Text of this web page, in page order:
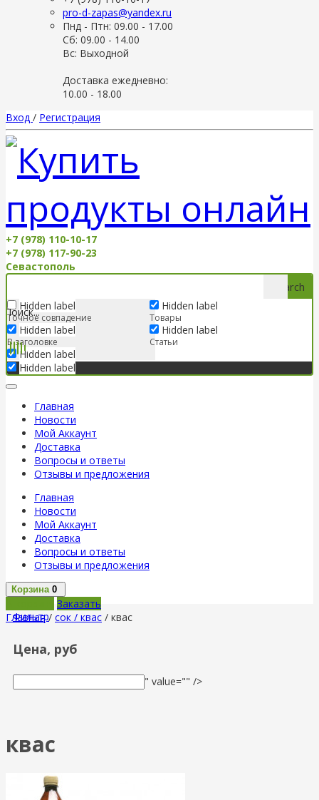
pro-d-zapas@yandex.ru
Пнд - Птн: 09.00 - 17.00
Сб: 09.00 - 14.00
Вс: Выходной
Доставка ежедневно:
10.00 - 18.00
Вход / Регистрация
+7 (978) 110-10-17
+7 (978) 117-90-23
Севастополь
Search
Hidden label
Точное совпадение
Hidden label
В заголовке
Hidden label
Hidden label
Hidden label
Товары
Hidden label
Статьи
Главная
Новости
Мой Аккаунт
Доставка
Вопросы и ответы
Отзывы и предложения
Главная
Новости
Мой Аккаунт
Доставка
Вопросы и ответы
Отзывы и предложения
Корзина 0
Заказать
Главная/ сок / квас / квас
Фильтр
Цена, руб
" value="" />
квас